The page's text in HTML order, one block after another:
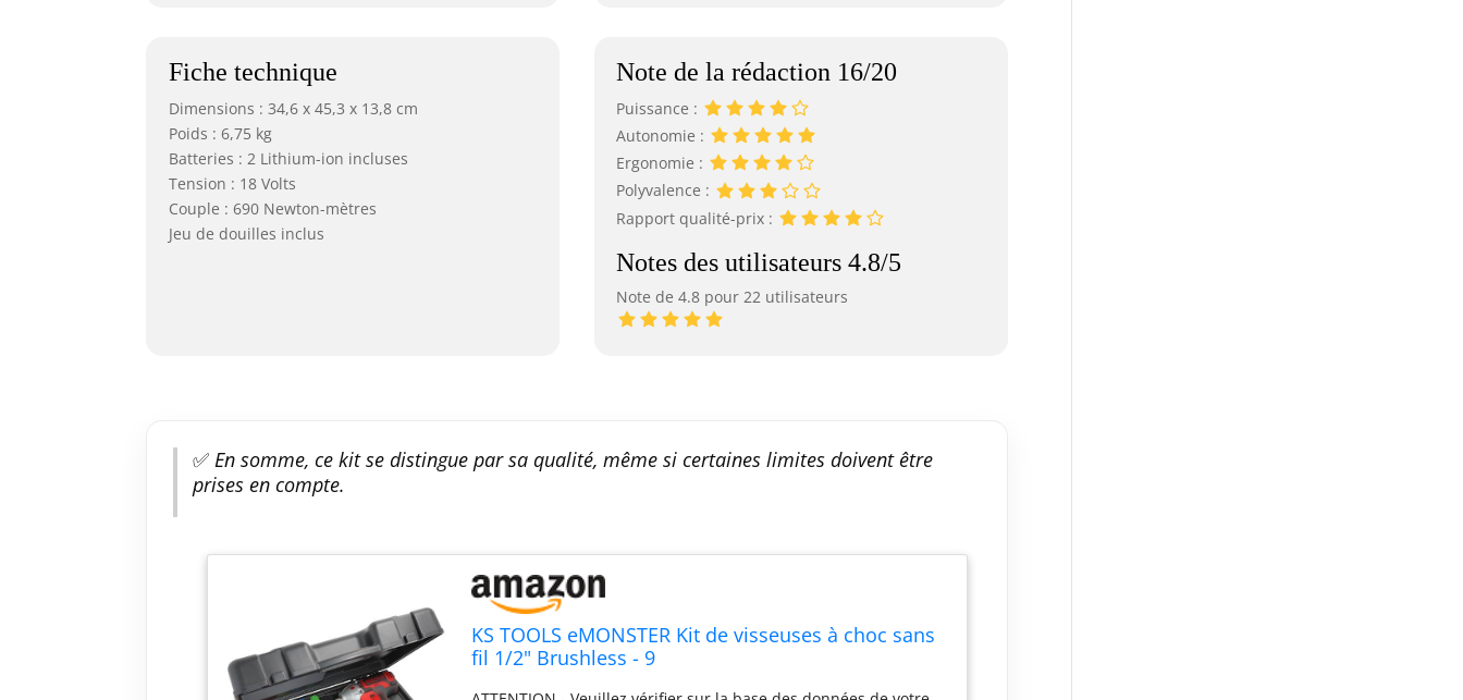
Fiche technique
Dimensions : 34,6 x 45,3 x 13,8 cm
Poids : 6,75 kg
Batteries : 2 Lithium-ion incluses
Tension : 18 Volts
Couple : 690 Newton-mètres
Jeu de douilles inclus
Note de la rédaction 16/20
Puissance :
Autonomie :
Ergonomie :
Polyvalence :
Rapport qualité-prix :
Notes des utilisateurs 4.8/5
Note de 4.8 pour 22 utilisateurs
✅ En somme, ce kit se distingue par sa qualité, même si certaines limites doivent être
prises en compte.
KS TOOLS eMONSTER Kit de visseuses à choc sans
fil 1/2" Brushless - 9